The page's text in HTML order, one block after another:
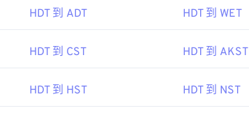
HDT 到 ADT HDT 到 WET
HDT 到 CST HDT 到 AKST
HDT 到 HST HDT 到 NST